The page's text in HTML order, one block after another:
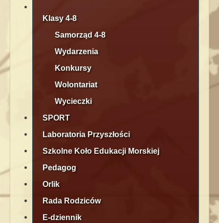
Klasy 4-8
Samorząd 4-8
Wydarzenia
Konkursy
Wolontariat
Wycieczki
SPORT
Laboratoria Przyszłości
Szkolne Koło Edukacji Morskiej
Pedagog
Orlik
Rada Rodziców
E-dziennik